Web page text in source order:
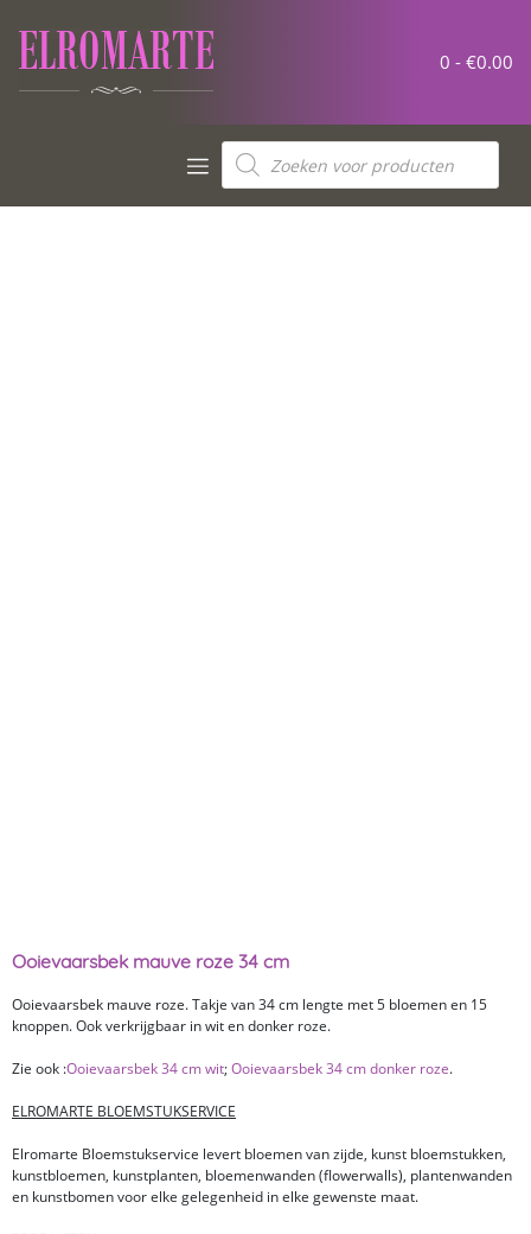
0 - €0.00
Ooievaarsbek mauve roze 34 cm
Ooievaarsbek mauve roze. Takje van 34 cm lengte met 5 bloemen en 15
knoppen. Ook verkrijgbaar in wit en donker roze.
Zie ook :Ooievaarsbek 34 cm wit;Ooievaarsbek 34 cm donker roze.
ELROMARTE BLOEMSTUKSERVICE
Elromarte Bloemstukservice levert bloemen van zijde, kunst bloemstukken,
kunstbloemen, kunstplanten, bloemenwanden (flowerwalls), plantenwanden
en kunstbomen voor elke gelegenheid in elke gewenste maat.